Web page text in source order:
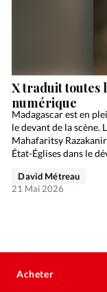
X traduit toutes
numérique
Madagascar est en
le devant de la scène.
Mahafaritsy
État-Églises dans le
David Métreau
21 Mai 2026
Acheter